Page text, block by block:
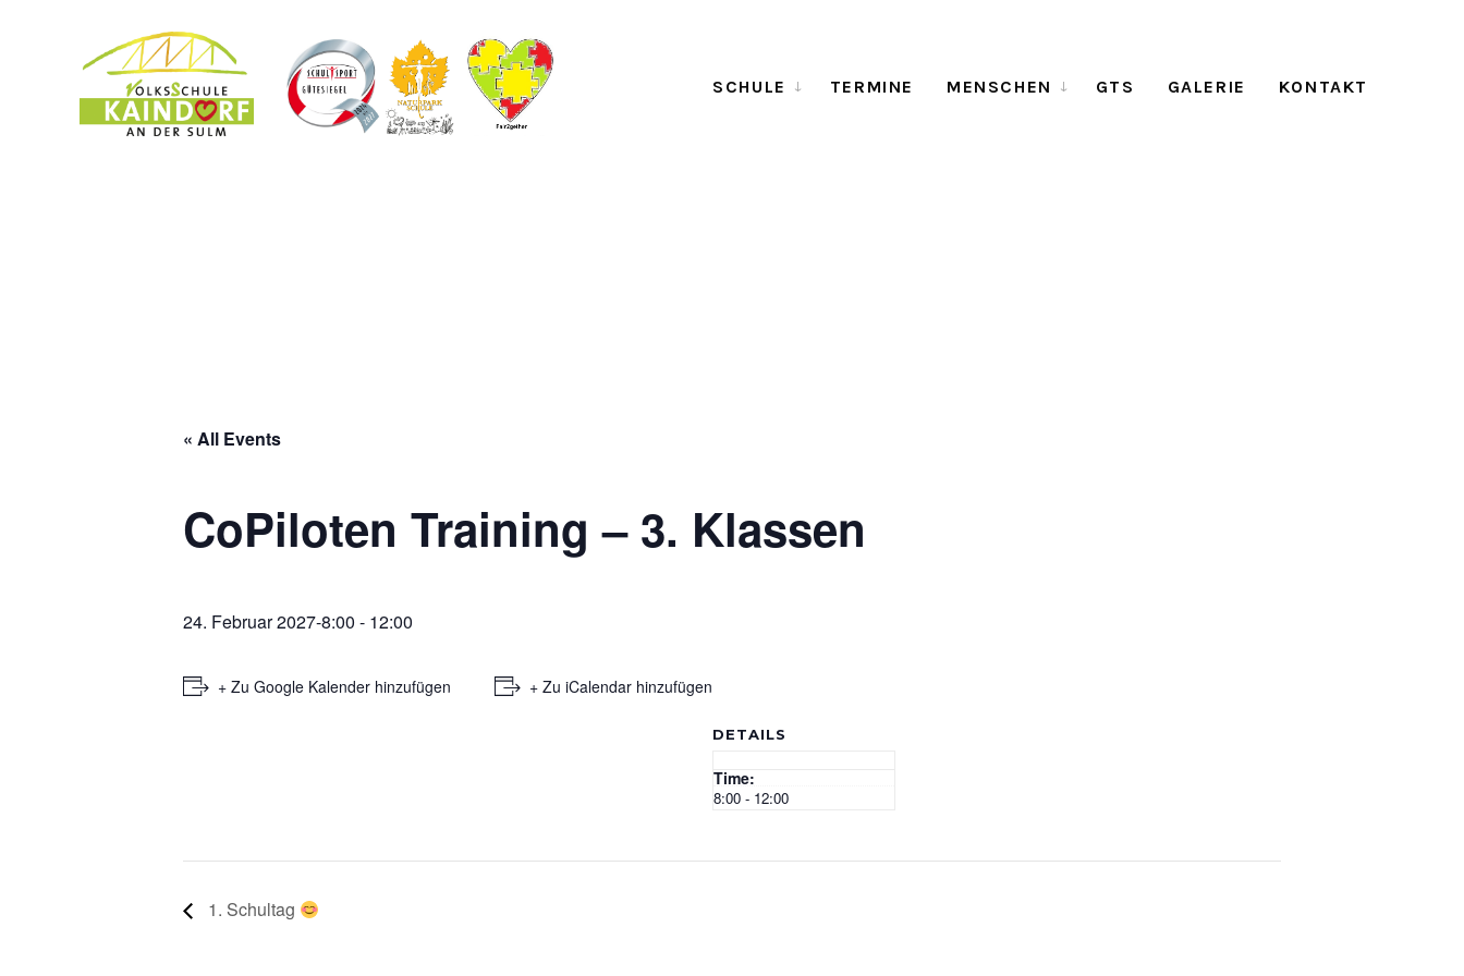
SCHULE TERMINE MENSCHEN GTS GALERIE KONTAKT
« All Events
CoPiloten Training – 3. Klassen
24. Februar 2027-8:00 - 12:00
+ Zu Google Kalender hinzufügen + Zu iCalendar hinzufügen
DETAILS
Time:
8:00 - 12:00
1. Schultag